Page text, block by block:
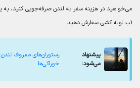
می‌خواهید در هزینه سفر به لندن صرفه‌جویی کنید، به
آب لوله کشی سفارش دهید.
پیشنهاد
می‌شود:
رستوران‌های معروف
خوراکی‌ها